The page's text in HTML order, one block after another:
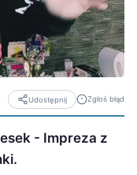
Udostępnij Zgłoś błąd
- Impreza z